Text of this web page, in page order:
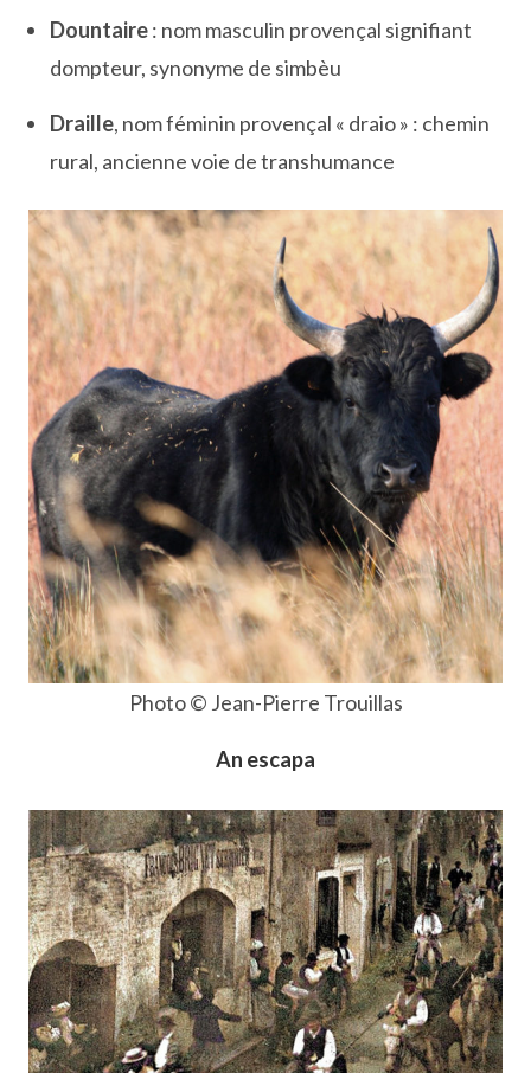
Dountaire: nom masculin provençal signifiant
dompteur, synonyme de simbèu
Draille, nom féminin provençal « draio » : chemin
rural, ancienne voie de transhumance
Photo © Jean-Pierre Trouillas
An escapa